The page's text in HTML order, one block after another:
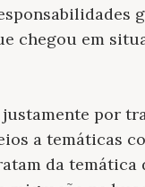
chegou em
por
a temáticas
da temática